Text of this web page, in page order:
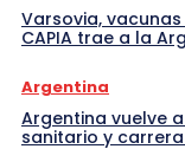
Varsovia,
CAPIA trae a la
Argentina
Argentina vuelve
sanitario y